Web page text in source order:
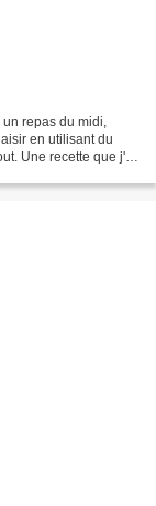
repas du midi,
en utilisant du
Une recette que j'ai